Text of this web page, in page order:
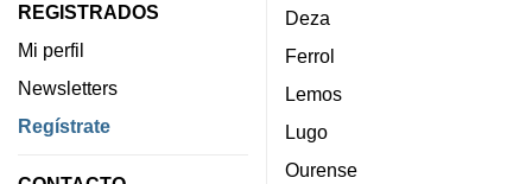
REGISTRADOS
Mi perfil
Newsletters
Regístrate
Deza
Ferrol
Lemos
Lugo
Ourense